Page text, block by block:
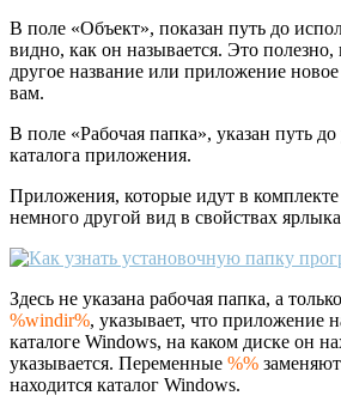
В поле «Объект», показан путь до
видно, как он называется. Это полезно,
другое название или приложение
вам.
В поле «Рабочая папка», указан путь
каталога приложения.
Приложения, которые идут в
немного другой вид в свойствах
Здесь не указана рабочая папка, а
%windir%, указывает, что приложение
каталоге Windows, на каком диске он
указывается. Переменные %%
находится каталог Windows.